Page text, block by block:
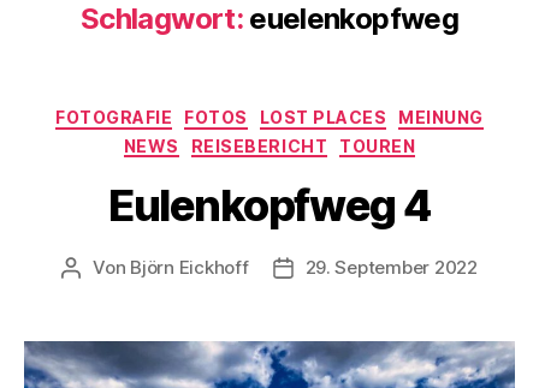
Schlagwort: euelenkopfweg
Kategorien
FOTOGRAFIE FOTOS LOST PLACES
MEINUNG
NEWS
REISEBERICHT TOUREN
Eulenkopfweg 4
Beitragsautor
Von Björn Eickhoff Veröffentlichungsdatum
29. September 2022